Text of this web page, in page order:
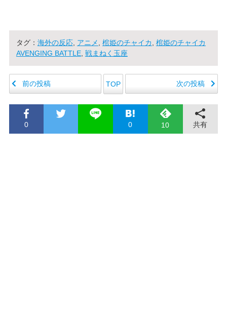
タグ： 海外の反応, アニメ 棺姫のチャイカ
棺姫のチャイカ
AVENGING BATTLE, 戦まねく玉座
前の投稿 TOP 次の投稿
0 0 10 共有